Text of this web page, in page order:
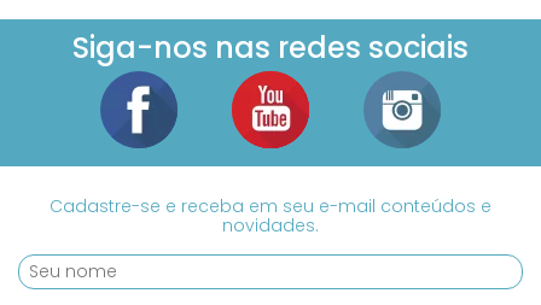
Siga-nos nas redes sociais
Cadastre-se e receba em seu e-mail conteúdos e
novidades.